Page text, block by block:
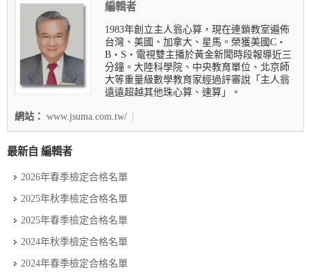
編輯者
1983年創立主人翁心算，現在連鎖教室遍佈
台灣、美國、加拿大、星馬。榮獲美國C‧
B‧S‧電視雙主播於黃金新聞時段報導近三
分鐘。大陸科學院、中央教育單位、北京師
大等重量級數學教育家經過評審說「主人翁
遠遠超越其他珠心算、速算」。
網站： www.jsuma.com.tw/
最新自 編輯者
2026年春季檢定合格名單
2025年秋季檢定合格名單
2025年春季檢定合格名單
2024年秋季檢定合格名單
2024年春季檢定合格名單